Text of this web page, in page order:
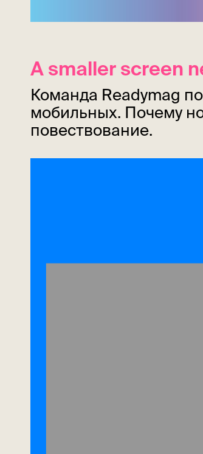
A smaller screen
Команда Readymag
мобильных. Почему
повествование.